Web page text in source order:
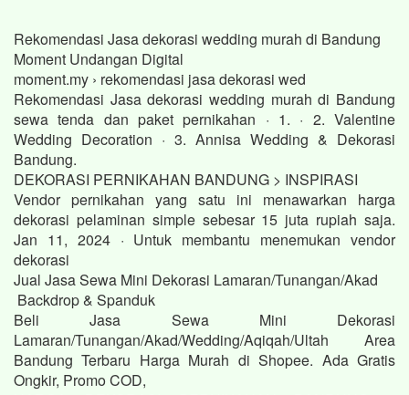
Rekomendasi Jasa dekorasi wedding murah di Bandung
Moment Undangan Digital
moment.my › rekomendasi jasa dekorasi wed
Rekomendasi Jasa dekorasi wedding murah di Bandung
sewa tenda dan paket pernikahan · 1. · 2. Valentine
Wedding Decoration · 3. Annisa Wedding & Dekorasi
Bandung.
DEKORASI PERNIKAHAN BANDUNG > INSPIRASI
Vendor pernikahan yang satu ini menawarkan harga
dekorasi pelaminan simple sebesar 15 juta rupiah saja.
Jan 11, 2024 · Untuk membantu menemukan vendor
dekorasi
Jual Jasa Sewa Mini Dekorasi Lamaran/Tunangan/Akad
Backdrop & Spanduk
Beli Jasa Sewa Mini Dekorasi
Lamaran/Tunangan/Akad/Wedding/Aqiqah/Ultah Area
Bandung Terbaru Harga Murah di Shopee. Ada Gratis
Ongkir, Promo COD,